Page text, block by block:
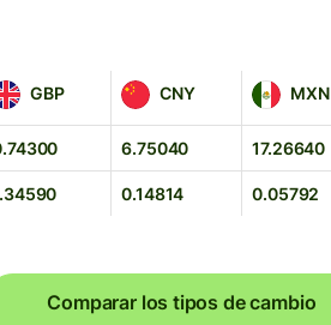
GBP CNY
CNY MXN
MXN
6.75040 17.26640
0.14814 0.05792
Comparar los tipos de cambio